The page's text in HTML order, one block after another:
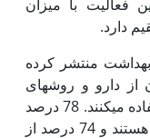
فعالیت با میزان
دارد.
منتشر کرده
جهان از دارو و روش‏های
سنتی برای درمان بیماری های خود استفاده می‏کنند. 78 درصد
از موادی که دارای خاصیت ضد باکتری هستند و 74 درصد از